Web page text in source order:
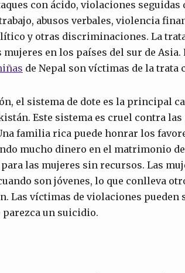
con ácido, violaciones seguidas
abusos verbales, violencia
y otras discriminaciones. La
en los países del sur de Asia.
de Nepal son víctimas de la trata
el sistema de dote es la principal
Este sistema es cruel contra
familia rica puede honrar los
mucho dinero en el matrimonio
las mujeres sin recursos. Las
son jóvenes, lo que conlleva
Las víctimas de violaciones pueden
parezca un suicidio.